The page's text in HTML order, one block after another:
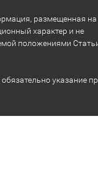
размещенная на
характер и не
положениями
указание